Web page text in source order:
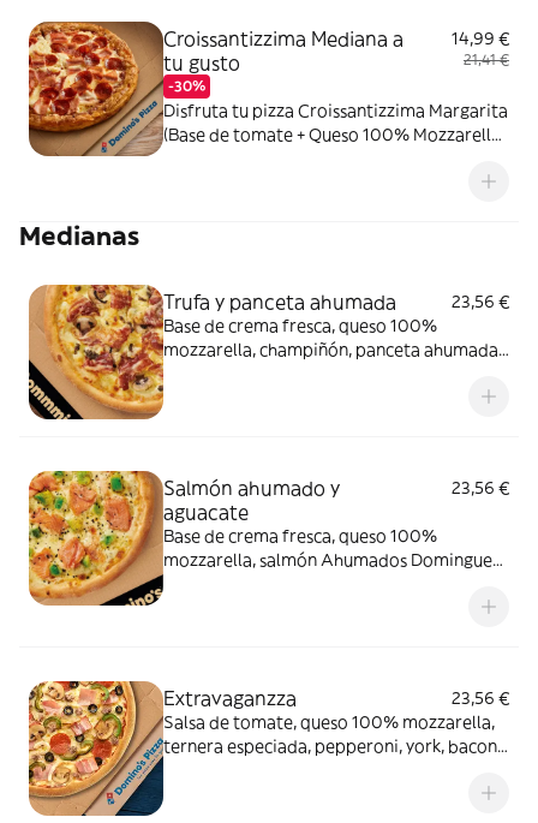
Croissantizzima Mediana a
tu gusto
-30%
14,99 €
21,41 €
Disfruta tu pizza Croissantizzima Margarita
(Base de tomate + Queso 100% Mozzarella)
Medianas
Trufa y panceta ahumada
23,56 €
Base de crema fresca, queso 100%
mozzarella, champiñón, panceta ahumada
Salmón ahumado y
aguacate
23,56 €
Base de crema fresca, queso 100%
mozzarella, salmón Ahumados Dominguez
Extravaganzza
23,56 €
Salsa de tomate, queso 100% mozzarella,
ternera especiada, pepperoni, york, bacon,